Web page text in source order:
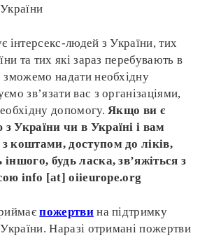
інтерсекс-людей з України, тих
та тих які зараз перебувають в
надати необхідну
зв’язати вас з організаціями,
допомогу.Якщо ви є
України чи в Україні і вам
коштами, доступом до ліків,
будь ласка, зв’яжіться з
info [at] oiieurope.org
пожертви на підтримку
Наразі отримані пожертви